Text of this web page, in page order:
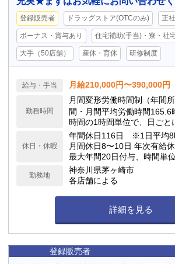
登録販売者 ドラッグストア(OTCのみ) 正
ボーナス・賞与あり 住宅補助(手当)・寮・社
大手（50店舗） 産休・育休 研修制度
給与・手当 月給210,000円〜390,000円
勤務時間
月間変形労働時間制（年間
間・月間平均労働時間
時間の1時間単位で、日ごと
て勤務時間を設定します。
休日・休暇
年間休日116日 ※1日平均8
月間休日8〜10日 年次有給
最大年間20日付与、時間単
暇、子の看護休暇、介護休暇
勤務地
神奈川県茅ヶ崎市
各店舗による
詳細を見る
登録販売者